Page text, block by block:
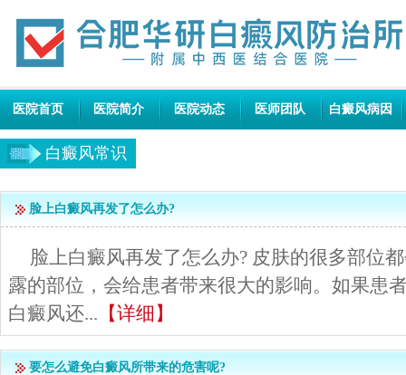
医院首页 医院简介 医院动态 医师团队 白癜风病因
白癜风常识
脸上白癜风再发了怎么办?
脸上白癜风再发了怎么办? 皮肤的很多部位
露的部位，会给患者带来很大的影响。如果患
白癜风还... 【详细】
要怎么避免白癜风所带来的危害呢?